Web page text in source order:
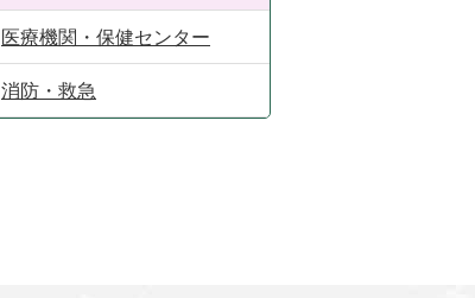
医療機関・保健センター
消防・救急